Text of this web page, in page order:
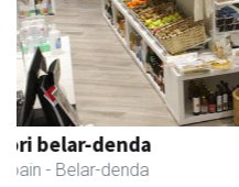
Karrika auto konponketa
Andoain - Auto konponketak
Previous